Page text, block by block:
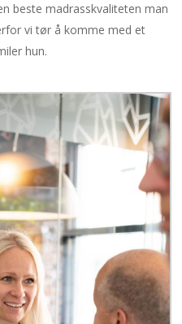
beste madrasskvaliteten man
vi tør å komme med et
hun.